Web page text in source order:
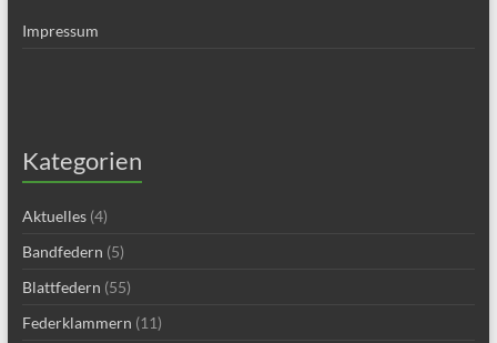
Impressum
Kategorien
Aktuelles(4)
Bandfedern (5)
Blattfedern (55)
Federklammern (11)